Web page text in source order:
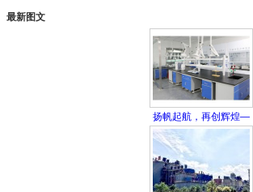
最新图文
扬帆起航，再创辉煌—